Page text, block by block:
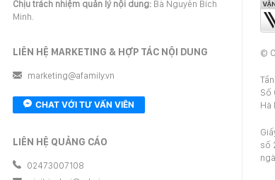
Chịu trách nhiệm quản lý nội dung: Bà Nguyễn Bích
Minh.
LIÊN HỆ MARKETING & HỢP TÁC NỘI DUNG
marketing@afamily.vn
CHAT VỚI TƯ VẤN VIÊN
LIÊN HỆ QUẢNG CÁO
02473007108
©
Số
Hà
số